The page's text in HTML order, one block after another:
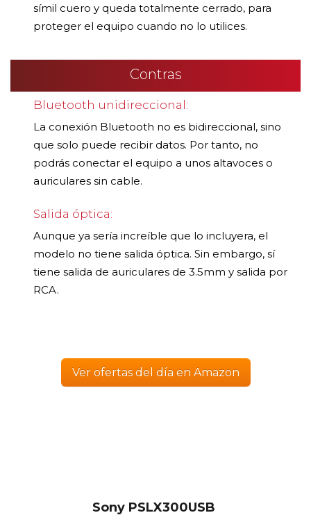
símil cuero y queda totalmente cerrado, para
proteger el equipo cuando no lo utilices.
Contras
Bluetooth unidireccional:
La conexión Bluetooth no es bidireccional, sino
que solo puede recibir datos. Por tanto, no
podrás conectar el equipo a unos altavoces o
auriculares sin cable.
Salida óptica:
Aunque ya sería increíble que lo incluyera, el
modelo no tiene salida óptica. Sin embargo, sí
tiene salida de auriculares de 3.5mm y salida por
RCA.
Ver ofertas del día en Amazon
Sony PSLX300USB